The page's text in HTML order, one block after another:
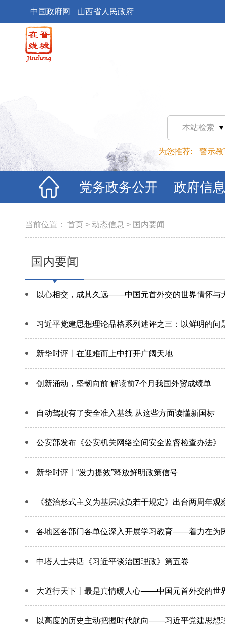
中国政府网 山西省人民政府
本站检索
为您推荐: 警示教
党务政务公开 政府信
当前位置： 首页 > 动态信息 > 国内要闻
国内要闻
以心相交，成其久远——中国元首外交的世界情怀与
习近平党建思想理论品格系列述评之三：以鲜明的问
新华时评丨在迎难而上中打开广阔天地
创新涌动，坚韧向前 解读前7个月我国外贸成绩单
自动驾驶有了安全准入基线 从这些方面读懂新国标
公安部发布《公安机关网络空间安全监督检查办法》
新华时评丨“发力提效”释放鲜明政策信号
《整治形式主义为基层减负若干规定》出台两周年
各地区各部门各单位深入开展学习教育——着力在为
中塔人士共话《习近平谈治国理政》第五卷
大道行天下丨最是真情暖人心——中国元首外交的世
以高度的历史主动把握时代航向——习近平党建思想